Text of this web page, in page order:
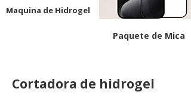
Maquina de Hidrogel
Paquete de Mica
Cortadora de hidrogel